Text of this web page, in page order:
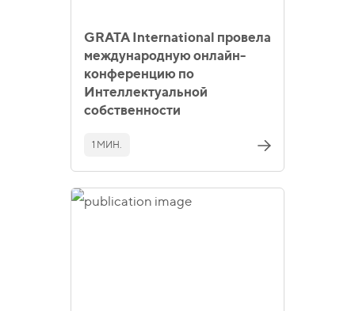
GRATA International провела
международную онлайн-
конференцию по
Интеллектуальной
собственности
1 МИН.